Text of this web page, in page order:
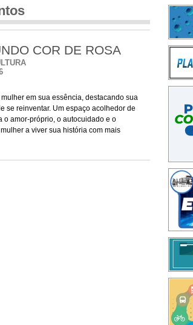
COR DE ROSA
em sua essência, destacando sua
se reinventar. Um espaço acolhedor de
o amor-próprio, o autocuidado e o
a viver sua história com mais